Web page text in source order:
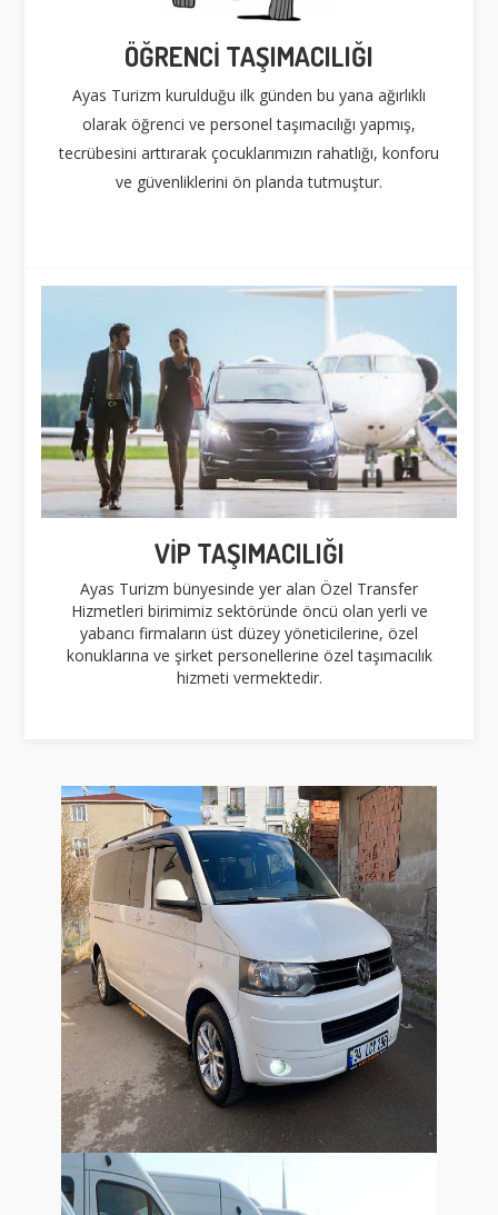
ÖĞRENCİ TAŞIMACILIĞI
Ayas Turizm kurulduğu ilk günden bu yana ağırlıklı
olarak öğrenci ve personel taşımacılığı yapmış,
tecrübesini arttırarak çocuklarımızın rahatlığı, konforu
ve güvenliklerini ön planda tutmuştur.
VİP TAŞIMACILIĞI
Ayas Turizm bünyesinde yer alan Özel Transfer
Hizmetleri birimimiz sektöründe öncü olan yerli ve
yabancı firmaların üst düzey yöneticilerine, özel
konuklarına ve şirket personellerine özel taşımacılık
hizmeti vermektedir.